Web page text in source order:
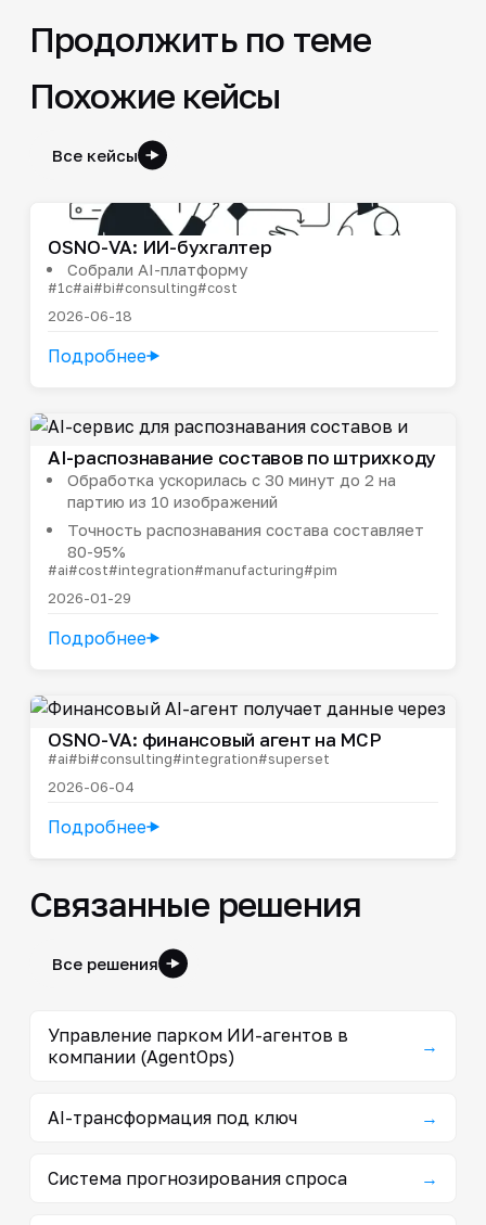
Продолжить по теме
Похожие кейсы
Все кейсы
OSNO-VA: ИИ-бухгалтер
Собрали AI-платформу
#1c#ai#bi#consulting#cost
2026-06-18
Подробнее
AI-распознавание составов по штрихкоду
Обработка ускорилась с 30 минут до 2 на
партию из 10 изображений
Точность распознавания состава составляет
80-95%
#ai#cost#integration#manufacturing#pim
2026-01-29
Подробнее
OSNO-VA: финансовый агент на MCP
#ai#bi#consulting#integration#superset
2026-06-04
Подробнее
Связанные решения
Все решения
Управление парком ИИ-агентов в
компании (AgentOps)
→
AI-трансформация под ключ →
Система прогнозирования спроса →